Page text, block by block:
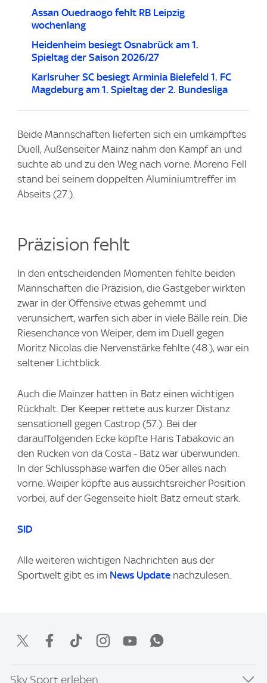
Assan Ouedraogo fehlt RB Leipzig
wochenlang
Heidenheim besiegt Osnabrück am 1.
Spieltag der Saison 2026/27
Karlsruher SC besiegt Arminia Bielefeld 1. FC
Magdeburg am 1. Spieltag der 2. Bundesliga
Beide Mannschaften lieferten sich ein umkämpftes
Duell, Außenseiter Mainz nahm den Kampf an und
suchte ab und zu den Weg nach vorne. Moreno Fell
stand bei seinem doppelten Aluminiumtreffer im
Abseits (27.).
Präzision fehlt
In den entscheidenden Momenten fehlte beiden
Mannschaften die Präzision, die Gastgeber wirkten
zwar in der Offensive etwas gehemmt und
verunsichert, warfen sich aber in viele Bälle rein. Die
Riesenchance von Weiper, dem im Duell gegen
Moritz Nicolas die Nervenstärke fehlte (48.), war ein
seltener Lichtblick.
Auch die Mainzer hatten in Batz einen wichtigen
Rückhalt. Der Keeper rettete aus kurzer Distanz
sensationell gegen Castrop (57.). Bei der
darauffolgenden Ecke köpfte Haris Tabakovic an
den Rücken von da Costa - Batz war überwunden.
In der Schlussphase warfen die 05er alles nach
vorne. Weiper köpfte aus aussichtsreicher Position
vorbei, auf der Gegenseite hielt Batz erneut stark.
SID
Alle weiteren wichtigen Nachrichten aus der
Sportwelt gibt es im News Update nachzulesen.
Sky Sport erleben